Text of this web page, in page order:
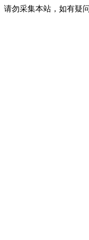
请勿采集本站，如有疑